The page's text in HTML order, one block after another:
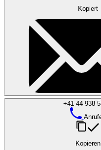
Kopiert
+41 44 938
Kopieren